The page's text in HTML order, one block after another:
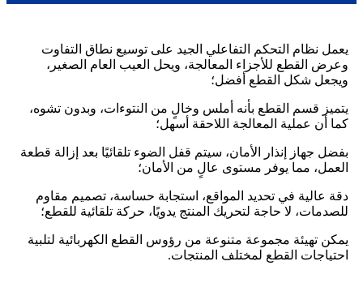
يعمل نظام التحكم التفاعلي الجيد على توسيع نطاق التفاوت
وعرض القطع للأجزاء المعالجة، ويحل العيب العام الصغير،
ويجعل شكل القطع أفضل؛
يتميز قسم القطع بأنه أملس وخالٍ من النتوءات، وبدون تشوه،
كما أن عملية المعالجة اللاحقة أسهل؛
بفضل جهاز إنذار الأمان، سيتم قفل الضوء تلقائيًا بعد إزالة قطعة
العمل، مما يوفر مستوى عالٍ من الأمان؛
دقة عالية في تحديد المواقع، استجابة حساسة، تصميم مقاوم
للصدمات، لا حاجة لتحريك المنتج يدويًا، حركة تلقائية للقطع؛
يمكن تهيئة مجموعة متنوعة من رؤوس القطع الكهربائية لتلبية
احتياجات القطع لمختلف المنتجات.